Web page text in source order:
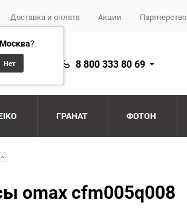
Москва?
Доставка и оплата Акции Партнерство
8 800 333 80 69
ГРАНАТ ФОТОН
omax cfm005q008